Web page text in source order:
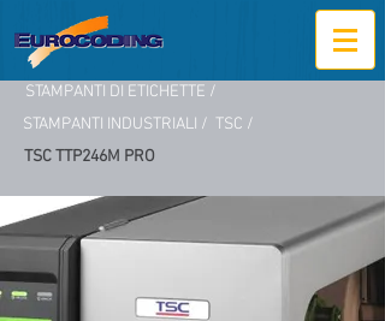
STAMPANTI DI ETICHETTE /
STAMPANTI INDUSTRIALI / TSC /
TSC TTP246M PRO